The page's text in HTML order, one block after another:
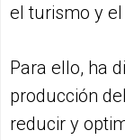
el turismo y
Para ello, ha
producción
reducir y